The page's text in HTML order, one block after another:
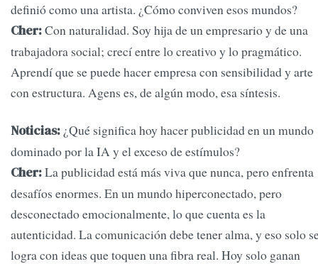
definió como una artista. ¿Cómo conviven esos mundos?
Cher:Con naturalidad. Soy hija de un empresario y de una
trabajadora social; crecí entre lo creativo y lo pragmático.
Aprendí que se puede hacer empresa con sensibilidad y arte
con estructura. Agens es, de algún modo, esa síntesis.
Noticias: ¿Qué significa hoy hacer publicidad en un mundo
dominado por la IA y el exceso de estímulos?
Cher:La publicidad está más viva que nunca, pero enfrenta
desafíos enormes. En un mundo hiperconectado, pero
desconectado emocionalmente, lo que cuenta es la
autenticidad. La comunicación debe tener alma, y eso solo
logra con ideas que toquen una fibra real. Hoy solo ganan